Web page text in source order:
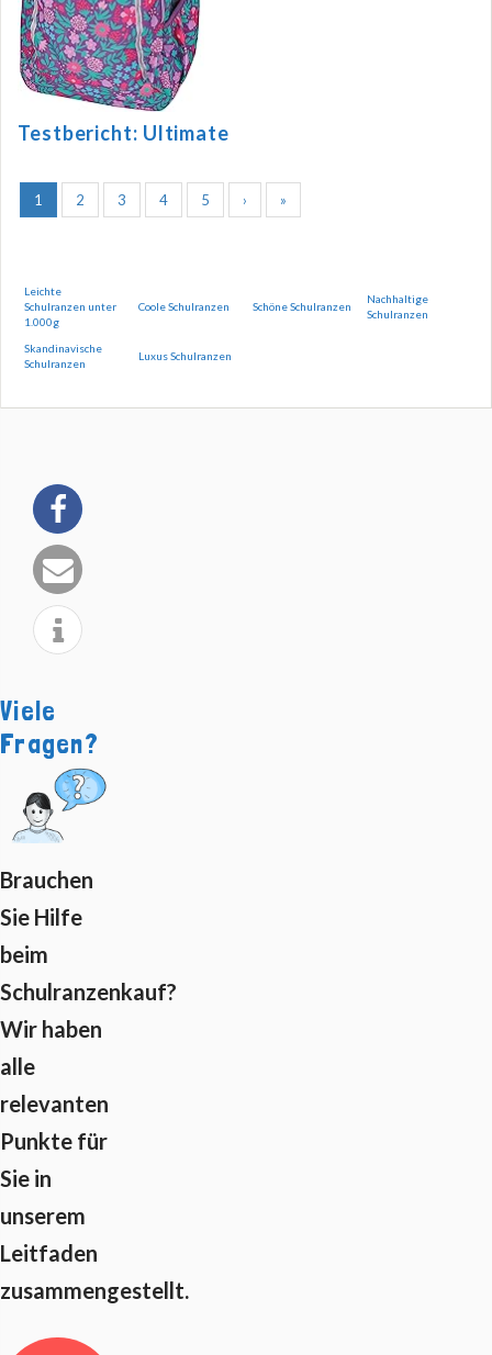
Testbericht: Ultimate
1 2 3 4 5 › »
Leichte
Schulranzen unter
1.000g
Coole Schulranzen Schöne Schulranzen
Nachhaltige
Schulranzen
Skandinavische
Schulranzen
Luxus Schulranzen
Viele
Fragen?
Brauchen
Sie Hilfe
beim
Schulranzenkauf?
Wir haben
alle
relevanten
Punkte für
Sie in
unserem
Leitfaden
zusammengestellt.